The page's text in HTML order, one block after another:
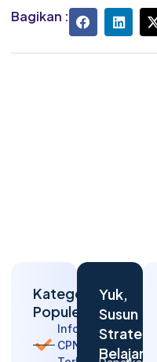
Bagikan :
Kategori
Populer
Informasi
CPNS
Yuk,
Susun
Strategi
Belajarmu